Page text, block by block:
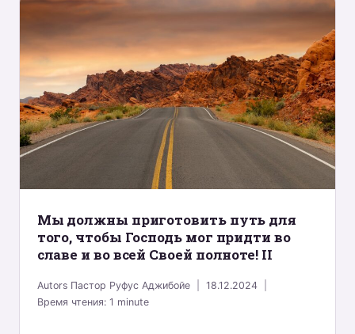
Mы должны приготовить путь для
того, чтобы Господь мог придти во
славе и во всей Своей полноте! II
Autors Пастор Руфус Аджибойе
18.12.2024
Время чтения:1 minute